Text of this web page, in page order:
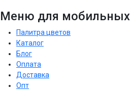
Меню для мобильных
Палитра цветов
Каталог
Блог
Оплата
Доставка
Опт